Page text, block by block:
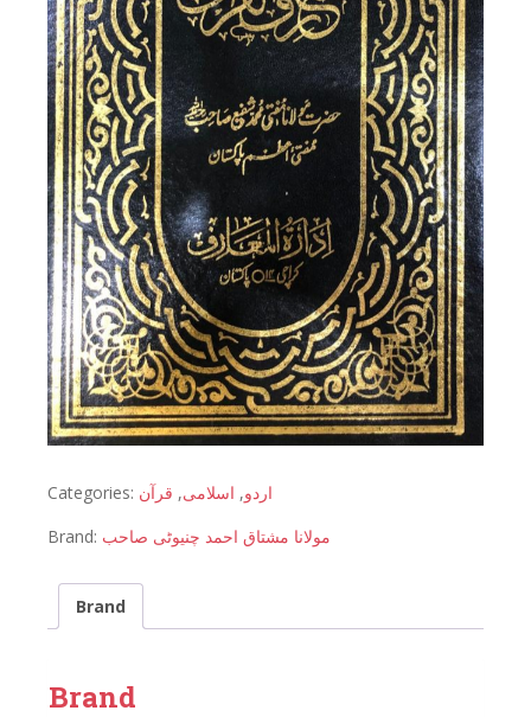
Categories: اردو, اسلامی, قرآن
Brand: مولانا مشتاق احمد چنیوٹی صاحب
Brand
Brand